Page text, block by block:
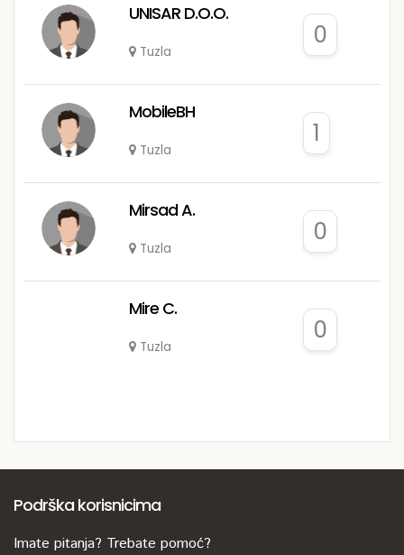
UNISAR D.O.O.
Tuzla
0
MobileBH
Tuzla
1
Mirsad A.
Tuzla
0
Mire C.
Tuzla
0
Podrška korisnicima
Imate pitanja? Trebate pomoć?